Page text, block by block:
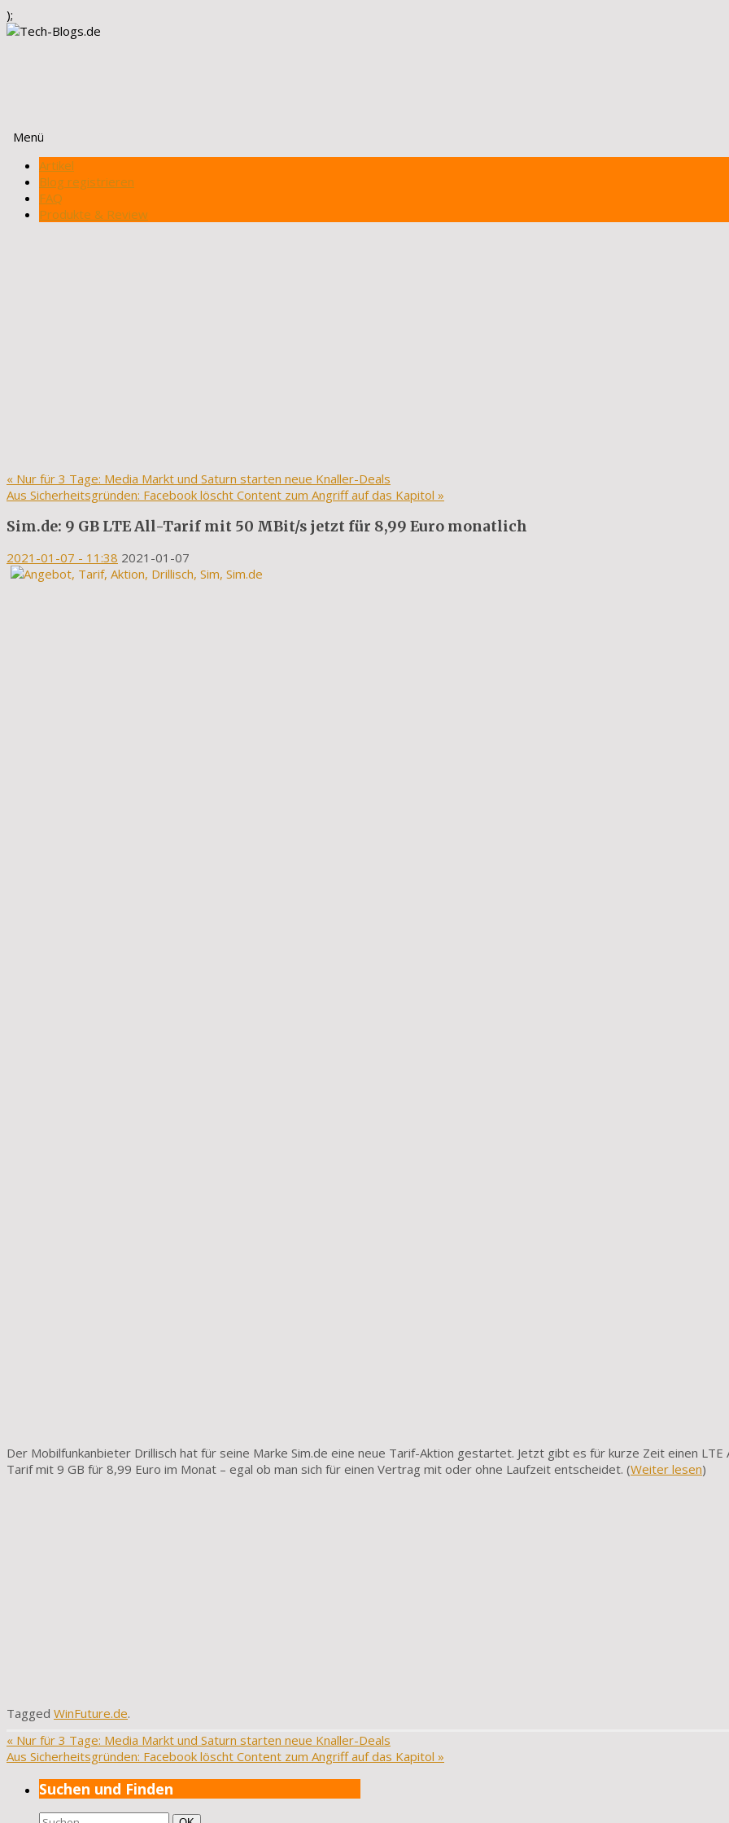
);
Menü
Zum
Inhalt
springen
Artikel
Blog registrieren
FAQ
Produkte & Review
« Nur für 3 Tage: Media Markt und Saturn starten neue Knaller-Deals
Aus Sicherheitsgründen: Facebook löscht Content zum Angriff auf das Kapitol »
Sim.de: 9 GB LTE All-Tarif mit 50 MBit/s jetzt für 8,99 Euro monatlich
2021-01-07 - 11:38 2021-01-07
Der Mobilfunkanbieter Drillisch hat für seine Marke Sim.de eine neue Tarif-Aktion gestartet. Jetzt gibt es für kurze Zeit einen LTE
Tarif mit 9 GB für 8,99 Euro im Monat – egal ob man sich für einen Vertrag mit oder ohne Laufzeit entscheidet. (Weiter lesen)
Tagged WinFuture.de.
« Nur für 3 Tage: Media Markt und Saturn starten neue Knaller-Deals
Aus Sicherheitsgründen: Facebook löscht Content zum Angriff auf das Kapitol »
Suchen und Finden